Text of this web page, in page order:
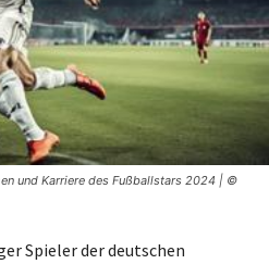
und Karriere des Fußballstars 2024 | ©
Spieler der deutschen